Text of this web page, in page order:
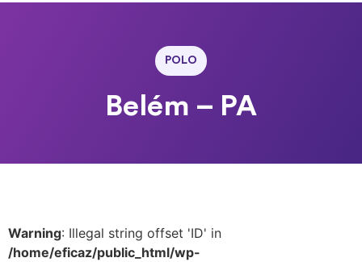
POLO
Belém – PA
Warning: Illegal string offset 'ID' in
/home/eficaz/public_html/wp-